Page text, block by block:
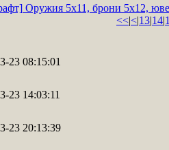
Оружия 5х11, брони 5х12,
<<|<|13|14|
23 08:15:01
23 14:03:11
23 20:13:39